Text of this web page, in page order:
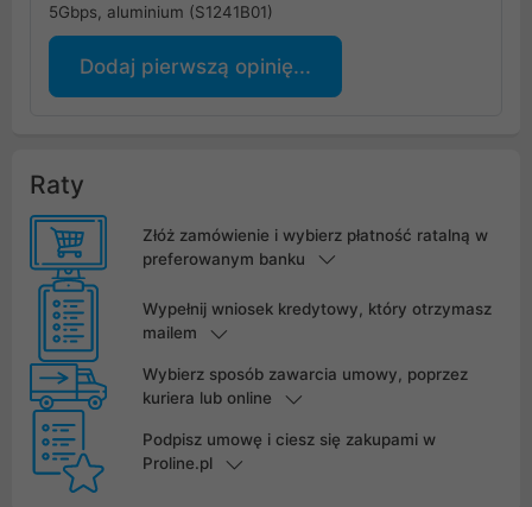
5Gbps, aluminium (S1241B01)
Dodaj pierwszą opinię...
Raty
Złóż zamówienie i wybierz płatność ratalną w
preferowanym banku
Wypełnij wniosek kredytowy, który otrzymasz
mailem
Wybierz sposób zawarcia umowy, poprzez
kuriera lub online
Podpisz umowę i ciesz się zakupami w
Proline.pl